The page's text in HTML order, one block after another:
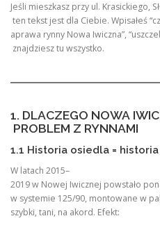
Jeśli mieszkasz przy ul. Krasickiego,
ten tekst jest dla Ciebie. Wpisałeś
aprawa rynny Nowa Iwiczna”,
znajdziesz tu wszystko.
1. DLACZEGO NOWA
PROBLEM Z RYNNAMI
1.1 Historia osiedla =
W latach 2015–
2019 w Nowej Iwicznej powstało
w systemie 125/90, montowane w
szybki, tani, na akord. Efekt: